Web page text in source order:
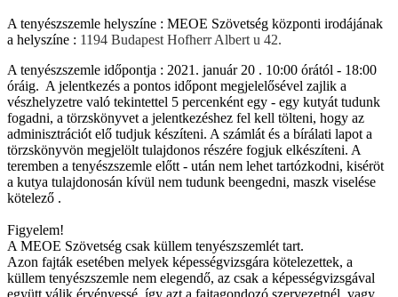
A tenyészszemle helyszíne : MEOE Szövetség központi irodájának
a helyszíne : 1194 Budapest Hofherr Albert u 42.
A tenyészszemle időpontja : 2021. január 20 . 10:00 órától - 18:00
óráig. A jelentkezés a pontos időpont megjelelősével zajlik a
vészhelyzetre való tekintettel 5 percenként egy - egy kutyát tudunk
fogadni, a törzskönyvet a jelentkezéshez fel kell tölteni, hogy az
adminisztrációt elő tudjuk készíteni. A számlát és a bírálati lapot a
törzskönyvön megjelölt tulajdonos részére fogjuk elkészíteni. A
teremben a tenyészszemle előtt - után nem lehet tartózkodni, kiséröt
a kutya tulajdonosán kívül nem tudunk beengedni, maszk viselése
kötelező .
Figyelem!
A MEOE Szövetség csak küllem tenyészszemlét tart.
Azon fajták esetében melyek képességvizsgára kötelezettek, a
küllem tenyészszemle nem elegendő, az csak a képességvizsgával
együtt válik érvényessé, így azt a fajtagondozó szervezetnél, vagy